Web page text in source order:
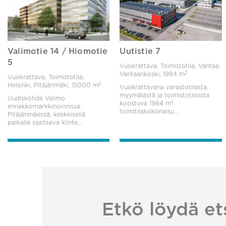
Valimotie 14 / Hiomotie
5
Vuokrattava, Toimistotila,
Helsinki, Pitäjänmäki, 15000 m2
Uudiskohde Valimo
ennakkomarkkinoinnissa.
Pitäjänmäessä, keskeisellä
paikalla sijaitseva kiinte...
Uutistie 7
Vuokrattava, Toimistotila, Vantaa,
Vantaankoski,1984 m2
Vuokrattavana varastotilasta,
myymälästä ja toimistotiloista
koostuva 1984 m²
toimitilakokonaisu...
Etkö löydä